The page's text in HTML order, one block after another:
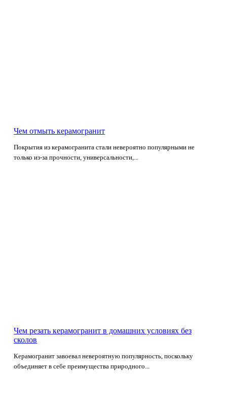
Чем отмыть керамогранит
Покрытия из керамогранита стали невероятно популярными не
только из-за прочности, универсальности,...
Чем резать керамогранит в домашних условиях без
сколов
Керамогранит завоевал невероятную популярность, поскольку
объединяет в себе преимущества природного...